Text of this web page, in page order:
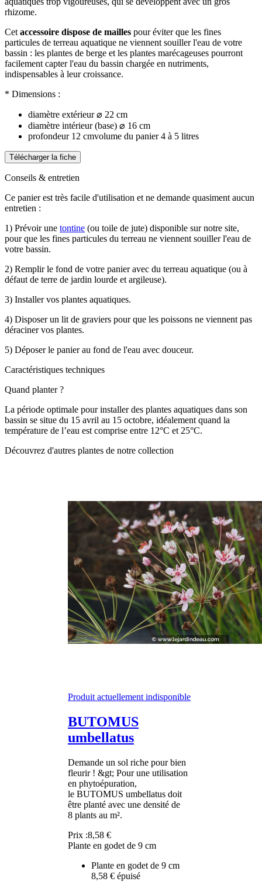
rhizome.
Cet accessoire dispose de mailles pour éviter que les fines
particules de terreau aquatique ne viennent souiller l'eau de votre
bassin : les plantes de berge et les plantes marécageuses pourront
facilement capter l'eau du bassin chargée en nutriments,
indispensables à leur croissance.
* Dimensions :
diamètre extérieur ⌀ 22 cm
diamètre intérieur (base) ⌀ 16 cm
profondeur 12 cmvolume du panier 4 à 5 litres
Télécharger la fiche
Conseils & entretien
Ce panier est très facile d'utilisation et ne demande quasiment aucun
entretien :
1) Prévoir une tontine (ou toile de jute) disponible sur notre site,
pour que les fines particules du terreau ne viennent souiller l'eau de
votre bassin.
2) Remplir le fond de votre panier avec du terreau aquatique (ou à
défaut de terre de jardin lourde et argileuse).
3) Installer vos plantes aquatiques.
4) Disposer un lit de graviers pour que les poissons ne viennent pas
déraciner vos plantes.
5) Déposer le panier au fond de l'eau avec douceur.
Caractéristiques techniques
Quand planter ?
La période optimale pour installer des plantes aquatiques dans son
bassin se situe du 15 avril au 15 octobre, idéalement quand la
température de l’eau est comprise entre 12°C et 25°C.
Découvrez d'autres plantes de notre collection
Produit actuellement indisponible
BUTOMUS
umbellatus
Demande un sol riche pour bien
fleurir ! &gt; Pour une utilisation
en phytoépuration,
le BUTOMUS umbellatus doit
être planté avec une densité de
8 plants au m².
Prix :8,58 €
Plante en godet de 9 cm
Plante en godet de 9 cm
8,58 € épuisé